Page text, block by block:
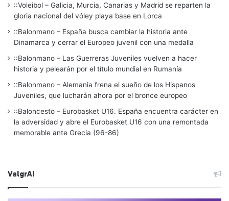
::Voleibol – Galicia, Murcia, Canarias y Madrid se reparten la
gloria nacional del vóley playa base en Lorca
::Balonmano – España busca cambiar la historia ante
Dinamarca y cerrar el Europeo juvenil con una medalla
::Balonmano – Las Guerreras Juveniles vuelven a hacer
historia y pelearán por el título mundial en Rumanía
::Balonmano – Alemania frena el sueño de los Hispanos
Juveniles, que lucharán ahora por el bronce europeo
::Baloncesto – Eurobasket U16. España encuentra carácter en
la adversidad y abre el Eurobasket U16 con una remontada
memorable ante Grecia (96-86)
ValgrAI